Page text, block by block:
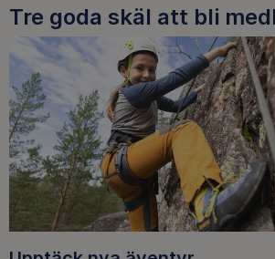
Tre goda skäl att bli